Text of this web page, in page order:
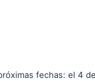
fechas: el 4